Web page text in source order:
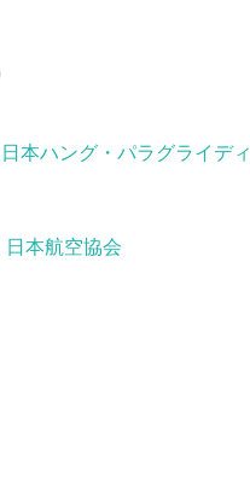
本ハング・パラグライデ
本航空協会